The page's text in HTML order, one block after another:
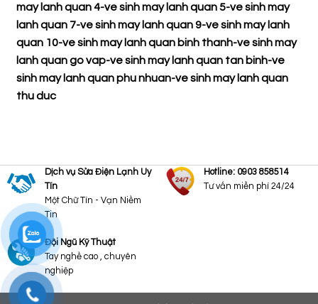
may lanh quan 4-ve sinh may lanh quan 5-ve sinh may
lanh quan 7-ve sinh may lanh quan 9-ve sinh may lanh
quan 10-ve sinh may lanh quan binh thanh-ve sinh may
lanh quan go vap-ve sinh may lanh quan tan binh-ve
sinh may lanh quan phu nhuan-ve sinh may lanh quan
thu duc
Dịch vụ Sửa Điện Lạnh Uy
Tín
Một Chữ Tín - Vạn Niềm
Tin
Hotline: 0903 858514
Tư vấn miễn phí 24/24
Đội Ngũ Kỹ Thuật
Tay nghề cao , chuyên
nghiệp